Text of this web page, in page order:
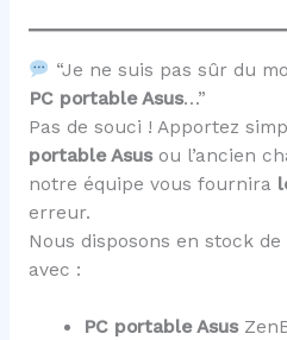
“Je ne suis pas sûr du
PC portable Asus…”
Pas de souci ! Apportez
portable Asus ou l’ancien
notre équipe vous fournira
erreur.
Nous disposons en stock
avec :
PC portable Asus